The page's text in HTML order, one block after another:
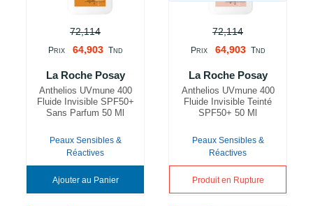
72,114
PRIX 64,903 TND
La Roche Posay
Anthelios UVmune 400
Fluide Invisible SPF50+
Sans Parfum 50 Ml
Peaux Sensibles &
Réactives
Ajouter au Panier
72,114
PRIX 64,903 TND
La Roche Posay
Anthelios UVmune 400
Fluide Invisible Teinté
SPF50+ 50 Ml
Peaux Sensibles &
Réactives
Produit en Rupture